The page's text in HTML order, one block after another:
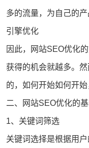
多的流量，为自己的
引擎优化
因此，网站SEO优化
获得的机会就越多。
的，如何开始如何开始
二、网站SEO优化的基
1、关键词筛选
关键词选择是根据用